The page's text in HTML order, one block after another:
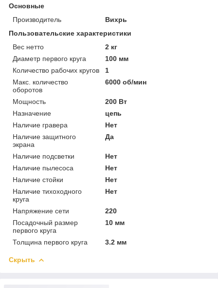
Основные
Производитель
Вихрь
Пользовательские характеристики
Вес нетто
2 кг
Диаметр первого круга
100 мм
Количество рабочих кругов
1
Макс. количество
оборотов
6000 об/мин
Мощность
200 Вт
Назначение
цепь
Наличие гравера
Нет
Наличие защитного
экрана
Да
Наличие подсветки
Нет
Наличие пылесоса
Нет
Наличие стойки
Нет
Наличие тихоходного
круга
Нет
Напряжение сети
220
Посадочный размер
первого круга
10 мм
Толщина первого круга 3.2 мм
Скрыть